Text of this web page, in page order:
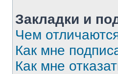
Закладки и
Чем
Как мне
Как мне